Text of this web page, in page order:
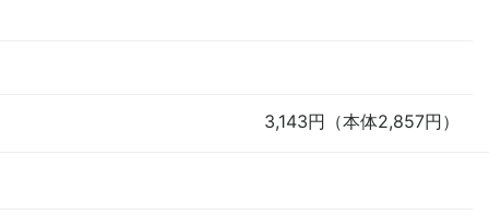
3,143円（本体2,857円）